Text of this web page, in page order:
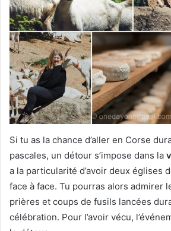
Si tu as la chance d’aller en Corse
pascales, un détour s’impose dans la
a la particularité d’avoir deux églises
face à face. Tu pourras alors admirer
prières et coups de fusils lancées
célébration. Pour l’avoir vécu,